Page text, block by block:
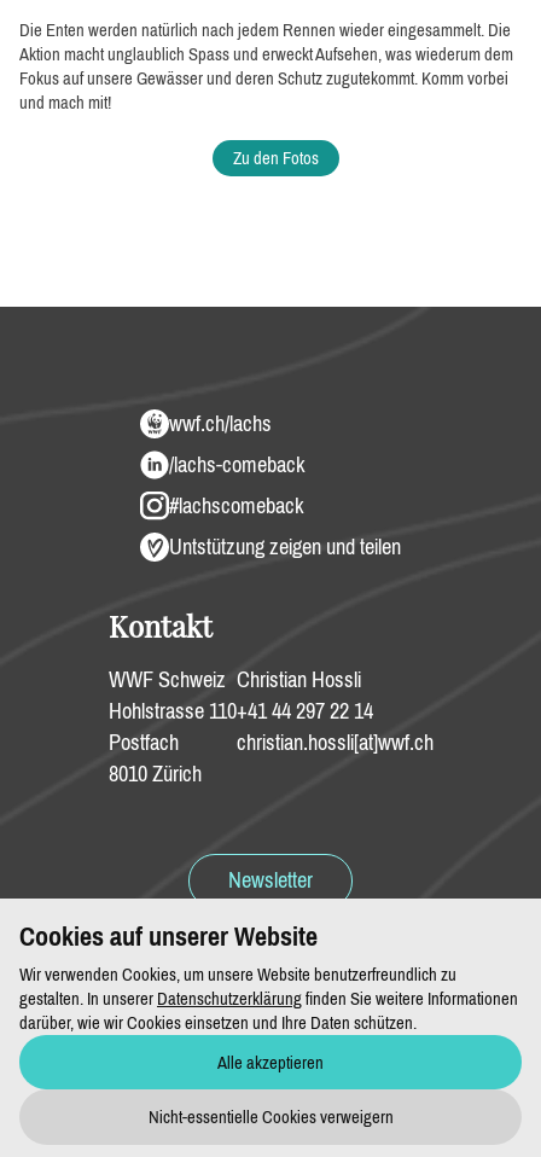
Die Enten werden natürlich nach jedem Rennen wieder eingesammelt. Die
Aktion macht unglaublich Spass und erweckt Aufsehen, was wiederum dem
Fokus auf unsere Gewässer und deren Schutz zugutekommt. Komm vorbei
und mach mit!
Zu den Fotos
wwf.ch/lachs
/lachs-comeback
#lachscomeback
Untstützung zeigen und teilen
Kontakt
WWF Schweiz
Hohlstrasse 110
Postfach
8010 Zürich
Christian Hossli
+41 44 297 22 14
christian.hossli[at]wwf.ch
Newsletter
Spenden
Impressum & Datenschutz
Cookies auf unserer Website
Wir verwenden Cookies, um unsere Website benutzerfreundlich zu
gestalten. In unsererDatenschutzerklärungfinden Sie weitere Informationen
darüber, wie wir Cookies einsetzen und Ihre Daten schützen.
Alle akzeptieren
Nicht-essentielle Cookies verweigern